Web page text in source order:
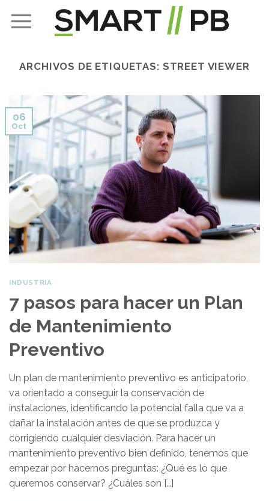
ARCHIVOS DE ETIQUETAS: STREET VIEWER
06
Oct
INDUSTRIA
7 pasos para hacer un Plan
de Mantenimiento
Preventivo
Un plan de mantenimiento preventivo es anticipatorio,
va orientado a conseguir la conservación de
instalaciones, identificando la potencial falla que va a
dañar la instalación antes de que se produzca y
corrigiendo cualquier desviación. Para hacer un
mantenimiento preventivo bien definido, tenemos que
empezar por hacernos preguntas: ¿Qué es lo que
queremos conservar? ¿Cuáles son […]